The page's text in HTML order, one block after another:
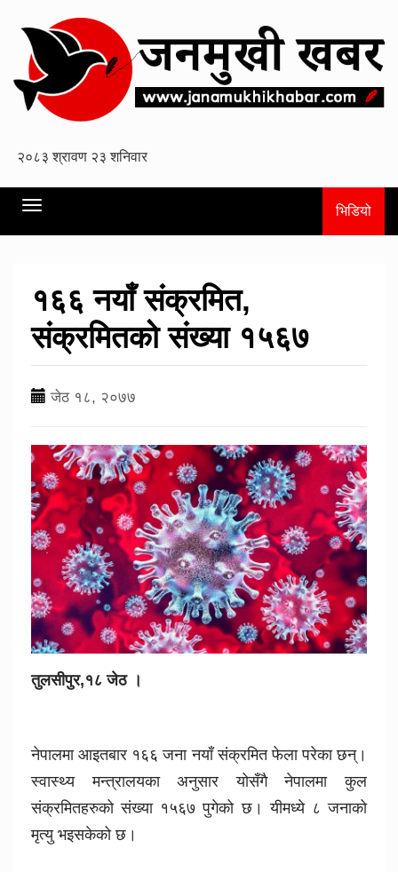
Toggle
भिडियो
१६६ नयाँ संक्रमित,
संक्रमितको संख्या १५६७
जेठ १८, २०७७
तुलसीपुर,१८ जेठ ।
नेपालमा आइतबार १६६ जना नयाँ संक्रमित फेला परेका छन्।
स्वास्थ्य मन्त्रालयका अनुसार योसँगै नेपालमा कुल
संक्रमितहरुको संख्या १५६७ पुगेको छ। यीमध्ये ८ जनाको
मृत्यु भइसकेको छ।